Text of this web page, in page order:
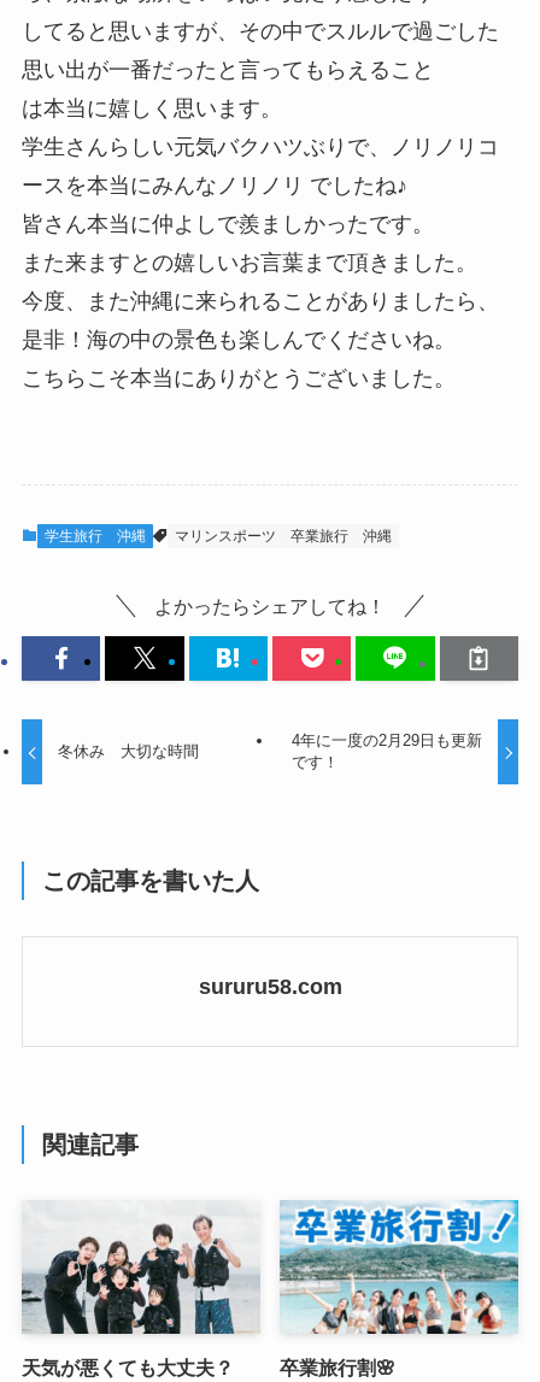
してると思いますが、その中でスルルで過ごした
思い出が一番だったと言ってもらえること
は本当に嬉しく思います。
学生さんらしい元気バクハツぶりで、ノリノリコ
ースを本当にみんなノリノリ でしたね♪
皆さん本当に仲よしで羨ましかったです。
また来ますとの嬉しいお言葉まで頂きました。
今度、また沖縄に来られることがありましたら、
是非！海の中の景色も楽しんでくださいね。
こちらこそ本当にありがとうございました。
学生旅行 沖縄 マリンスポーツ 卒業旅行 沖縄
よかったらシェアしてね！
冬休み 大切な時間
4年に一度の2月29日も更新
です！
この記事を書いた人
sururu58.com
関連記事
天気が悪くても大丈夫？ 卒業旅行割🌸